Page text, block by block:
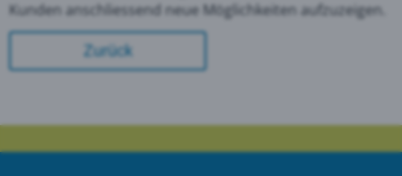
Kunden anschliessend neue Möglichkeiten aufzuzeigen.
Zurück